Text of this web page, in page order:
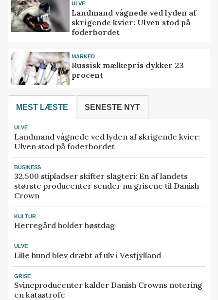
ULVE
Landmand vågnede ved lyden af
skrigende kvier: Ulven stod på
foderbordet
MARKED
Russisk mælkepris dykker 23
procent
MEST LÆSTE SENESTE NYT
ULVE
Landmand vågnede ved lyden af skrigende kvier:
Ulven stod på foderbordet
BUSINESS
32.500 stipladser skifter slagteri: En af landets
største producenter sender nu grisene til Danish
Crown
KULTUR
Herregård holder høstdag
ULVE
Lille hund blev dræbt af ulv i Vestjylland
GRISE
Svineproducenter kalder Danish Crowns notering
en katastrofe